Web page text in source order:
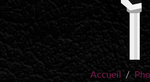
Accueil